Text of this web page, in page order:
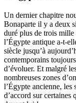
Un dernier chapitre
Bonaparte il y a deux
duré plus de trois mille
l’Égypte antique a-t-
siècle jusqu’à
contemporains
d’évoluer. Et malgré
nombreuses zones
l’Égypte ancienne, les
d’accord sur certaines